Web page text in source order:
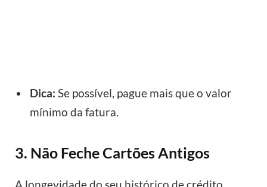
Dica: Se possível, pague mais que o valor
mínimo da fatura.
3. Não Feche Cartões Antigos